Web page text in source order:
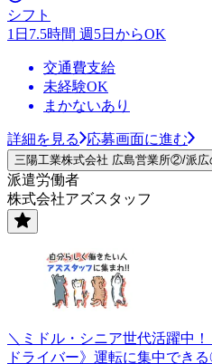
シフト
1日7.5時間 週5日からOK
交通費支給
未経験OK
まかないあり
詳細を見る 応募画面に進む
三陽工業株式会社 広島営業所②/派広
派遣労働者
株式会社アズスタッフ
＼ミドル・シニア世代活躍中
ドライバー》運転に集中でき